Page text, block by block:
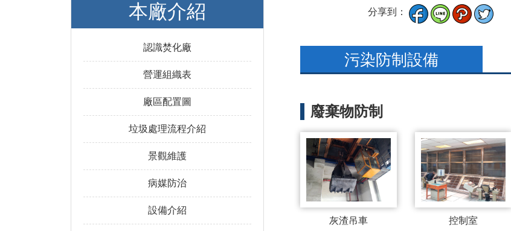
本廠介紹
認識焚化廠
營運組織表
廠區配置圖
垃圾處理流程介紹
景觀維護
病媒防治
設備介紹
分享到：
污染防制設備
廢棄物防制
灰渣吊車 控制室